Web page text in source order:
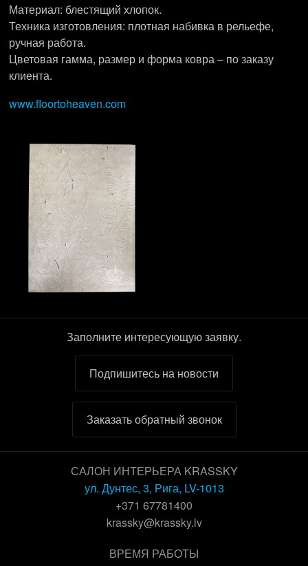
Материал: блестящий хлопок.
Техника изготовления: плотная набивка в рельефе,
ручная работа.
Цветовая гамма, размер и форма ковра – по заказу
клиента.
www.floortoheaven.com
Заполните интересующую заявку.
Подпишитесь на новости
Заказать обратный звонок
САЛОН ИНТЕРЬЕРА KRASSKY
ул. Дунтес, 3, Рига, LV-1013
+371 67781400
krassky@krassky.lv
ВРЕМЯ РАБОТЫ